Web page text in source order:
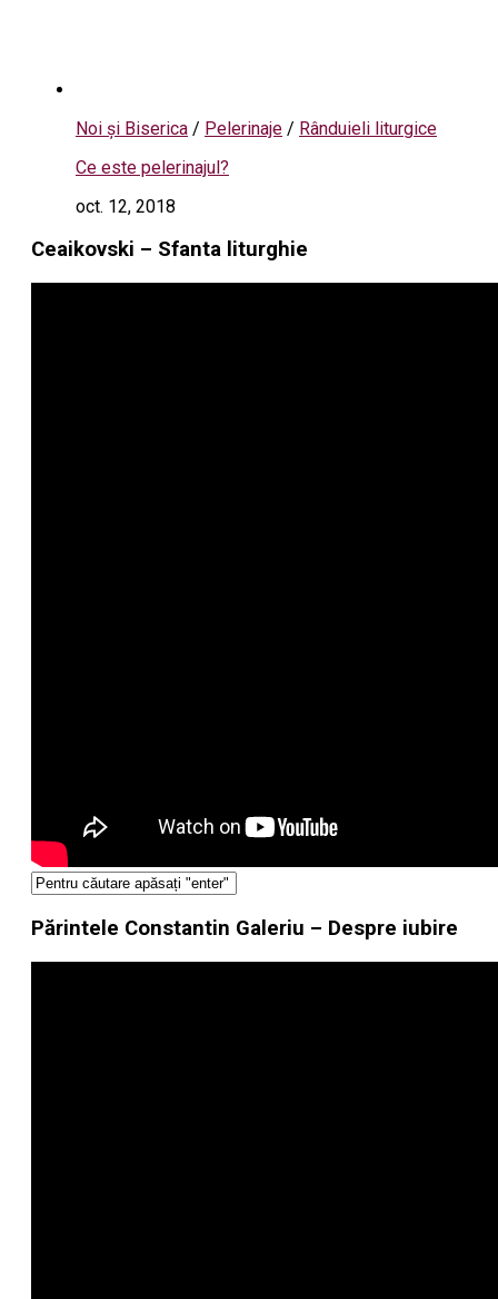
Noi și Biserica / Pelerinaje / Rânduieli liturgice
Ce este pelerinajul?
oct. 12, 2018
Ceaikovski – Sfanta liturghie
Părintele Constantin Galeriu – Despre iubire